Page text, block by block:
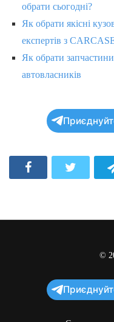
обрати сьогодні?
Як обрати якісні
експертів з
Як обрати
автовласників
©